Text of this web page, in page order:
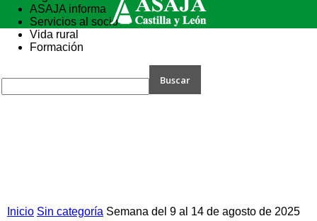
ASAJA informa
Servicios al socio
Vida rural
Formación
Inicio Sin categoría Semana del 9 al 14 de agosto de 2025